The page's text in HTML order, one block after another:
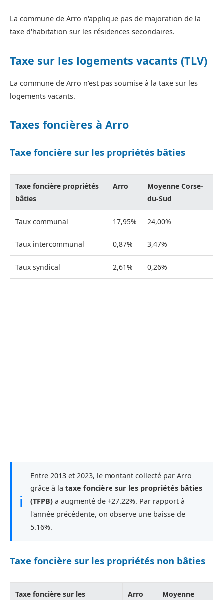
La commune de Arro n'applique pas de majoration de la
taxe d'habitation sur les résidences secondaires.
Taxe sur les logements vacants (TLV)
La commune de Arro n'est pas soumise à la taxe sur les
logements vacants.
Taxes foncières à Arro
Taxe foncière sur les propriétés bâties
Taxe foncière propriétés
bâties
Arro
Moyenne Corse-
du-Sud
Taux communal 17,95% 24,00%
Taux intercommunal 0,87% 3,47%
Taux syndical 2,61% 0,26%
ℹ
Entre 2013 et 2023, le montant collecté par Arro
grâce à la taxe foncière sur les propriétés bâties
(TFPB) a augmenté de +27.22%. Par rapport à
l'année précédente, on observe une baisse de
5.16%.
Taxe foncière sur les propriétés non bâties
Taxe foncière sur les Arro Moyenne